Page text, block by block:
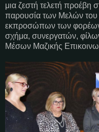
μια ζεστή τελετή προέβη
παρουσία των Μελών του
εκπροσώπων των φορέων
σχήμα, συνεργατών,
Μέσων Μαζικής